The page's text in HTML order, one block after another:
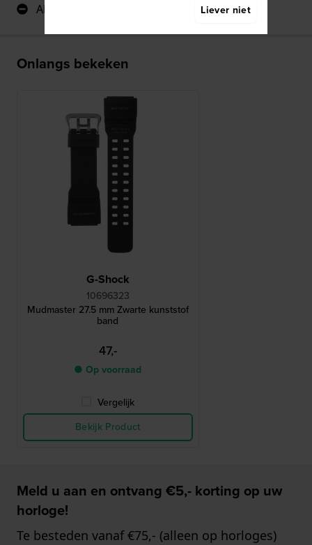
Alles goed
Onlangs bekeken
G-Shock
10696323
Mudmaster 27.5 mm Zwarte kunststof
band
47,-
● Op voorraad
Vergelijk
Bekijk Product
Meld u aan en ontvang €5,- korting op uw
horloge!
Te besteden vanaf €75,- (alleen op horloges)
Liever niet